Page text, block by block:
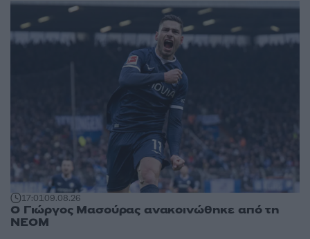
17:0109.08.26
Ο Γιώργος Μασούρας ανακοινώθηκε από τη
ΝΕΟΜ